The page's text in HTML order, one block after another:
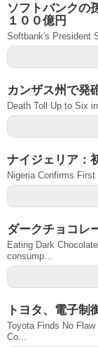
ソフトバンクの
１００億円
Softbank's President
カンザス州で発
Death Toll Up to Six
ナイジェリア：
Nigeria Confirms
ダークチョコレ
Eating Dark
consump...
トヨタ、電子制
Toyota Finds No
Co...